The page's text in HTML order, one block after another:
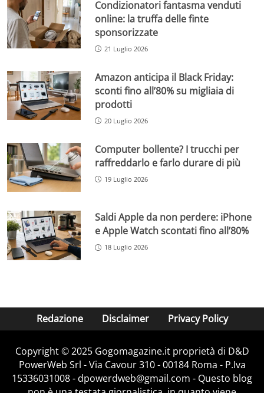
Condizionatori fantasma venduti
online: la truffa delle finte
sponsorizzate
21 Luglio 2026
Amazon anticipa il Black Friday:
sconti fino all’80% su migliaia di
prodotti
20 Luglio 2026
Computer bollente? I trucchi per
raffreddarlo e farlo durare di più
19 Luglio 2026
Saldi Apple da non perdere: iPhone
e Apple Watch scontati fino all’80%
18 Luglio 2026
Redazione Disclaimer Privacy Policy
Copyright © 2025 Gogomagazine.it proprietà di D&D
PowerWeb Srl - Via Cavour 310 - 00184 Roma - P.Iva
15336031008 - dpowerdweb@gmail.com - Questo blog